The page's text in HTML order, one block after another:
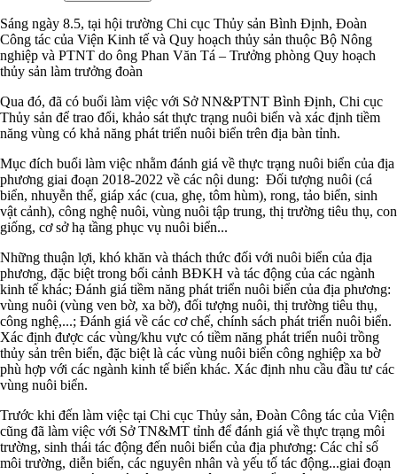
Sáng ngày 8.5, tại hội trường Chi cục Thủy sản Bình Định, Đoàn
Công tác của Viện Kinh tế và Quy hoạch thủy sản thuộc Bộ Nông
nghiệp và PTNT do ông Phan Văn Tá – Trưởng phòng Quy hoạch
thủy sản làm trưởng đoàn
Qua đó, đã có buổi làm việc với Sở NN&PTNT Bình Định, Chi cục
Thủy sản để trao đổi, khảo sát thực trạng nuôi biển và xác định tiềm
năng vùng có khả năng phát triển nuôi biển trên địa bàn tỉnh.
Mục đích buổi làm việc nhằm đánh giá về thực trạng nuôi biển của địa
phương giai đoạn 2018-2022 về các nội dung: Đối tượng nuôi (cá
biển, nhuyễn thể, giáp xác (cua, ghẹ, tôm hùm), rong, tảo biển, sinh
vật cảnh), công nghệ nuôi, vùng nuôi tập trung, thị trường tiêu thụ, con
giống, cơ sở hạ tầng phục vụ nuôi biển...
Những thuận lợi, khó khăn và thách thức đối với nuôi biển của địa
phương, đặc biệt trong bối cảnh BĐKH và tác động của các ngành
kinh tế khác; Đánh giá tiềm năng phát triển nuôi biển của địa phương:
vùng nuôi (vùng ven bờ, xa bờ), đối tượng nuôi, thị trường tiêu thụ,
công nghệ,...; Đánh giá về các cơ chế, chính sách phát triển nuôi biển.
Xác định được các vùng/khu vực có tiềm năng phát triển nuôi trồng
thủy sản trên biển, đặc biệt là các vùng nuôi biển công nghiệp xa bờ
phù hợp với các ngành kinh tế biển khác. Xác định nhu cầu đầu tư các
vùng nuôi biển.
Trước khi đến làm việc tại Chi cục Thủy sản, Đoàn Công tác của Viện
cũng đã làm việc với Sở TN&MT tỉnh để đánh giá về thực trạng môi
trường, sinh thái tác động đến nuôi biển của địa phương: Các chỉ số
môi trường, diễn biến, các nguyên nhân và yếu tố tác động...giai đoạn